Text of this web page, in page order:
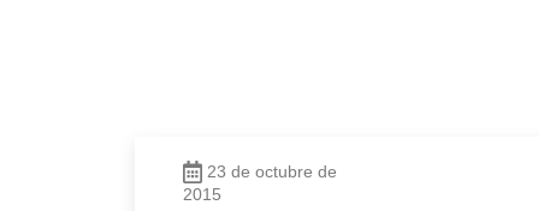
23 de octubre de
2015